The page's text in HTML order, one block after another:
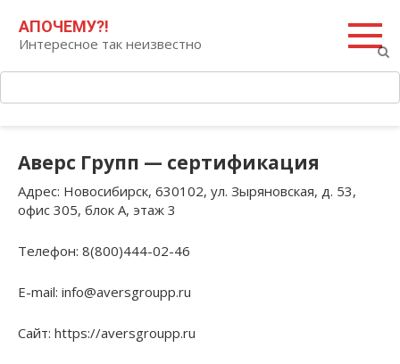
контенту
АПОЧЕМУ?!
Интересное так неизвестно
Аверс Групп — сертификация
Адрес: Новосибирск, 630102, ул. Зыряновская, д. 53,
офис 305, блок А, этаж 3
Телефон: 8(800)444-02-46
E-mail: info@aversgroupp.ru
Сайт: https://aversgroupp.ru